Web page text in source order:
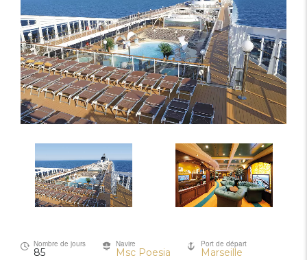
Nombre de jours
85
Navire
Msc Poesia
Port de départ
Marseille